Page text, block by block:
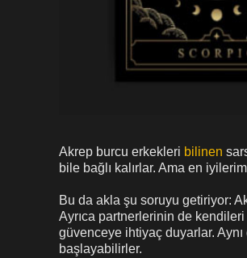
Akrep burcu erkekleri bilinen
bile bağlı kalırlar. Ama en
Bu da akla şu soruyu getiriyor:
Ayrıca partnerlerinin de
güvenceye ihtiyaç duyarlar.
başlayabilirler.